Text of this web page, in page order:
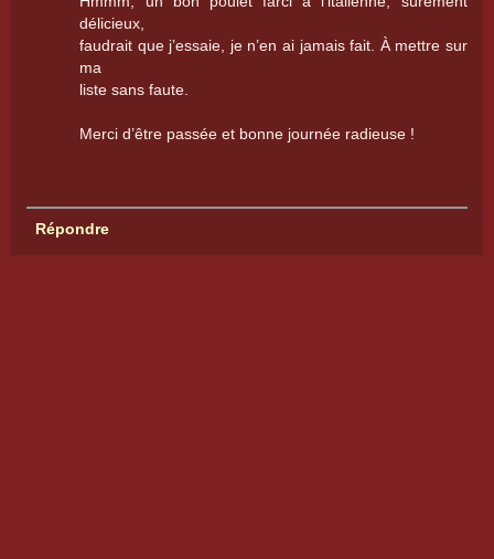
délicieux,
faudrait que j’essaie, je n’en ai jamais fait. À mettre sur
ma
liste sans faute.
Merci d’être passée et bonne journée radieuse !
Répondre